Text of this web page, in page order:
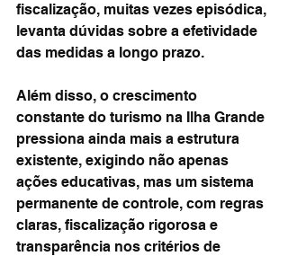
fiscalização, muitas vezes episódica,
levanta dúvidas sobre a efetividade
das medidas a longo prazo.
Além disso, o crescimento
constante do turismo na Ilha Grande
pressiona ainda mais a estrutura
existente, exigindo não apenas
ações educativas, mas um sistema
permanente de controle, com regras
claras, fiscalização rigorosa e
transparência nos critérios de